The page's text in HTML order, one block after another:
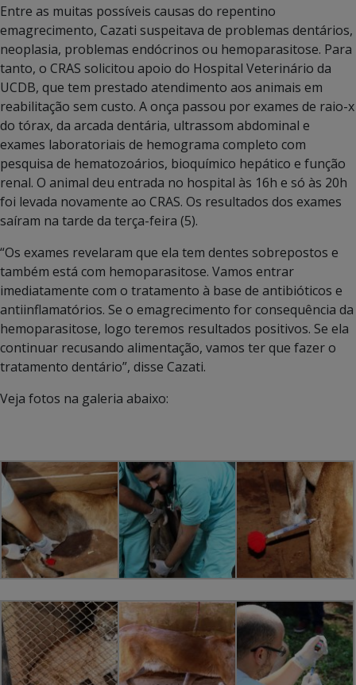
Entre as muitas possíveis causas do repentino
emagrecimento, Cazati suspeitava de problemas dentários,
neoplasia, problemas endócrinos ou hemoparasitose. Para
tanto, o CRAS solicitou apoio do Hospital Veterinário da
UCDB, que tem prestado atendimento aos animais em
reabilitação sem custo. A onça passou por exames de raio-x
do tórax, da arcada dentária, ultrassom abdominal e
exames laboratoriais de hemograma completo com
pesquisa de hematozoários, bioquímico hepático e função
renal. O animal deu entrada no hospital às 16h e só às 20h
foi levada novamente ao CRAS. Os resultados dos exames
saíram na tarde da terça-feira (5).
“Os exames revelaram que ela tem dentes sobrepostos e
também está com hemoparasitose. Vamos entrar
imediatamente com o tratamento à base de antibióticos e
antiinflamatórios. Se o emagrecimento for consequência da
hemoparasitose, logo teremos resultados positivos. Se ela
continuar recusando alimentação, vamos ter que fazer o
tratamento dentário”, disse Cazati.
Veja fotos na galeria abaixo: